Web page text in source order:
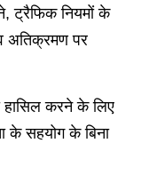
ट्रैफिक नियमों के
अतिक्रमण पर
हासिल करने के लिए
के सहयोग के बिना